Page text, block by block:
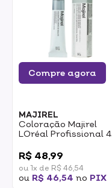
Compre agora
MAJIREL
Coloração Majirel
LOréal Profissional 4
R$ 48,99
ou 1x de R$ 46,54
ou R$ 46,54 no PIX